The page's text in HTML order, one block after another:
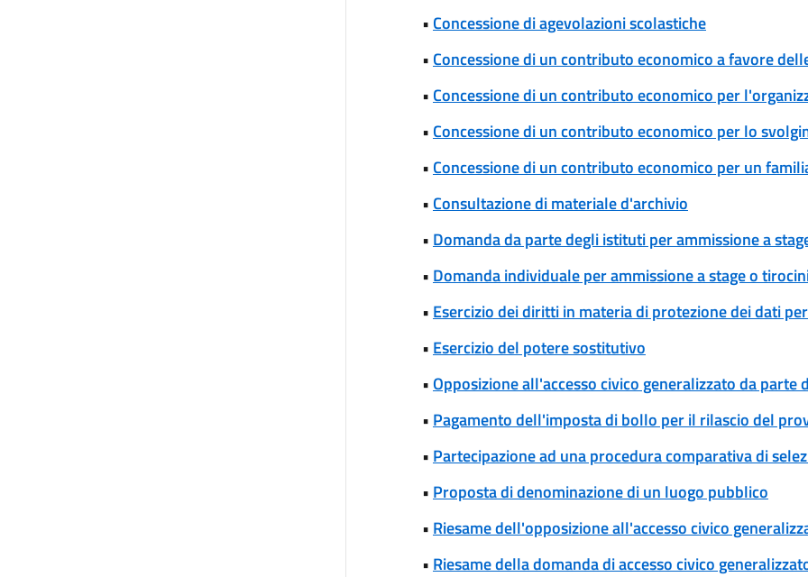
• Concessione di agevolazioni scolastiche
• Concessione di un contributo economico a favore
• Concessione di un contributo economico per
• Concessione di un contributo economico per lo
• Concessione di un contributo economico per un
• Consultazione di materiale d'archivio
• Domanda da parte degli istituti per ammissione a
• Domanda individuale per ammissione a stage o
• Esercizio dei diritti in materia di protezione dei dati
• Esercizio del potere sostitutivo
•Opposizione all'accesso civico generalizzato da parte
• Pagamento dell'imposta di bollo per il rilascio del
• Partecipazione ad una procedura comparativa di
• Proposta di denominazione di un luogo pubblico
• Riesame dell'opposizione all'accesso civico
• Riesame della domanda di accesso civico